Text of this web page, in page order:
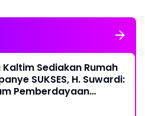
Kaltim Sediakan Rumah
SUKSES, H. Suwardi:
Pemberdayaan